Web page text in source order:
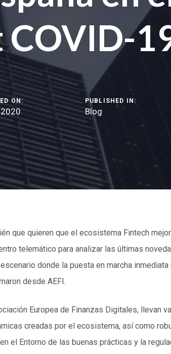
ON: PUBLISHED IN:
Blog
que quieren que el ecosistema Fintech
telemático para analizar las últimas
donde la puesta en marcha
desde AEFI.
Europea de Finanzas Digitales, llevan
creadas por el ecosistema, así como
el Entorno de las buenas prácticas y la